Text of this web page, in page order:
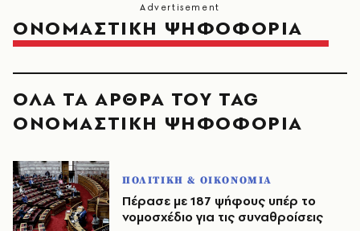
ΟΝΟΜΑΣΤΙΚΗ ΨΗΦΟΦΟΡΙΑ
ΟΛΑ ΤΑ ΑΡΘΡΑ ΤΟΥ TAG
ΟΝΟΜΑΣΤΙΚΗ ΨΗΦΟΦΟΡΙΑ
ΠΟΛΙΤΙΚΗ & ΟΙΚΟΝΟΜΙΑ
Πέρασε με 187 ψήφους υπέρ το
νομοσχέδιο για τις συναθροίσεις